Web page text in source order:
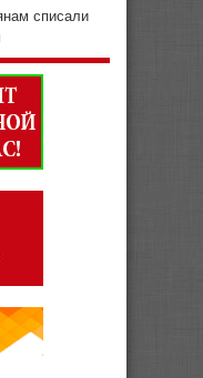
списали